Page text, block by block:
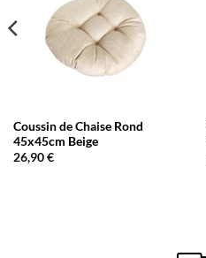
Coussin de Chaise Rond
45x45cm Beige
26,90€